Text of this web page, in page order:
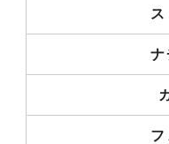
ナ